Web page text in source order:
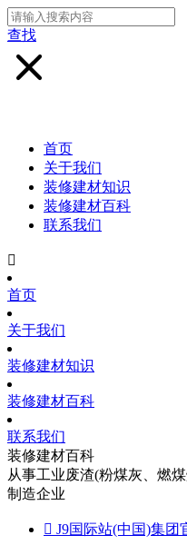
查找
首页
关于我们
装修建材知识
装修建材百科
联系我们

首页
关于我们
装修建材知识
装修建材百科
联系我们
装修建材百科
从事工业废渣(粉煤灰、燃
制造企业
 J9国际站(中国)集团